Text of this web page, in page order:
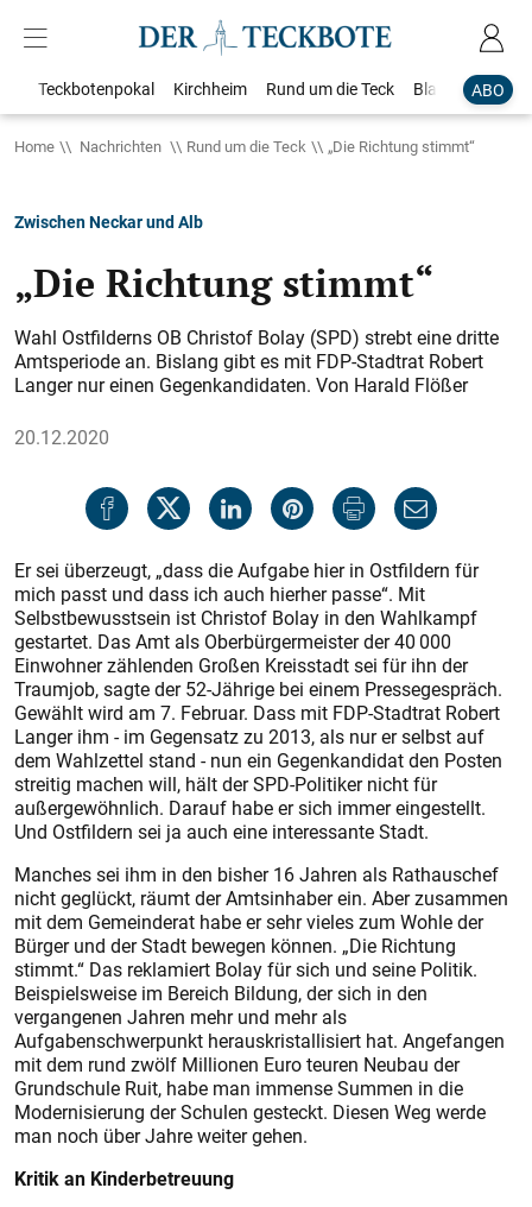
ABO
Teckbotenpokal Kirchheim Rund um die Teck Blaulicht
Home Nachrichten Rund um die Teck „Die Richtung stimmt“
Zwischen Neckar und Alb
„Die Richtung stimmt“
Wahl Ostfilderns OB Christof Bolay (SPD) strebt eine dritte
Amtsperiode an. Bislang gibt es mit FDP-Stadtrat Robert
Langer nur einen Gegenkandidaten. Von Harald Flößer
20.12.2020
Er sei überzeugt, „dass die Aufgabe hier in Ostfildern für
mich passt und dass ich auch hierher passe“. Mit
Selbstbewusstsein ist Christof Bolay in den Wahlkampf
gestartet. Das Amt als Oberbürgermeister der 40 000
Einwohner zählenden Großen Kreisstadt sei für ihn der
Traumjob, sagte der 52-Jährige bei einem Pressegespräch.
Gewählt wird am 7. Februar. Dass mit FDP-Stadtrat Robert
Langer ihm - im Gegensatz zu 2013, als nur er selbst auf
dem Wahlzettel stand - nun ein Gegenkandidat den Posten
streitig machen will, hält der SPD-Politiker nicht für
außergewöhnlich. Darauf habe er sich immer eingestellt.
Und Ostfildern sei ja auch eine interessante Stadt.
Manches sei ihm in den bisher 16 Jahren als Rathauschef
nicht geglückt, räumt der Amtsinhaber ein. Aber zusammen
mit dem Gemeinderat habe er sehr vieles zum Wohle der
Bürger und der Stadt bewegen können. „Die Richtung
stimmt.“ Das reklamiert Bolay für sich und seine Politik.
Beispielsweise im Bereich Bildung, der sich in den
vergangenen Jahren mehr und mehr als
Aufgabenschwerpunkt herauskristallisiert hat. Angefangen
mit dem rund zwölf Millionen Euro teuren Neubau der
Grundschule Ruit, habe man immense Summen in die
Modernisierung der Schulen gesteckt. Diesen Weg werde
man noch über Jahre weiter gehen.
Kritik an Kinderbetreuung